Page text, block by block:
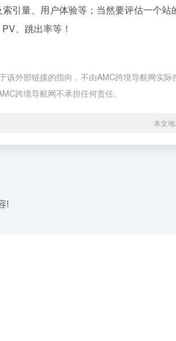
引量、用户体验等；当然要评估一个
、跳出率等！
外部链接的指向，不由AMC跨境导航网实
跨境导航网不承担任何责任。
本文
!